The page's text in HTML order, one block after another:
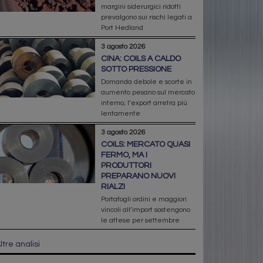
margini siderurgici ridotti
prevalgono sui rischi legati a
Port Hedland
3 agosto 2026
CINA: COILS A CALDO
SOTTO PRESSIONE
Domanda debole e scorte in
aumento pesano sul mercato
interno; l’export arretra più
lentamente
3 agosto 2026
COILS: MERCATO QUASI
FERMO, MA I
PRODUTTORI
PREPARANO NUOVI
RIALZI
Portafogli ordini e maggiori
vincoli all’import sostengono
le attese per settembre
analisi